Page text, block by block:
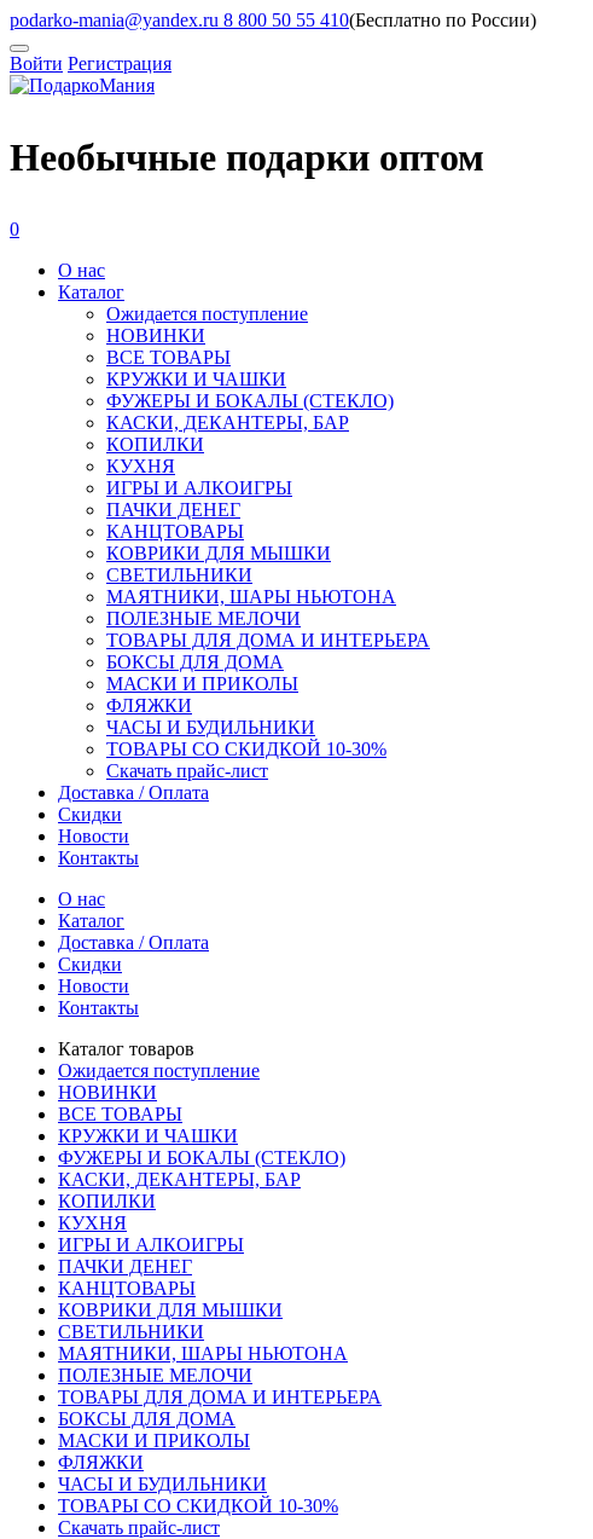
podarko-mania@yandex.ru 8 800 50 55 410(Бесплатно по России)
Войти Регистрация
Необычные подарки оптом
0
О нас
Каталог
Ожидается поступление
HОВИНКИ
ВСЕ ТОВАРЫ
КРУЖКИ И ЧАШКИ
ФУЖЕРЫ И БОКАЛЫ (СТЕКЛО)
КАСКИ, ДЕКАНТЕРЫ, БАР
КОПИЛКИ
КУХНЯ
ИГРЫ И АЛКОИГРЫ
ПАЧКИ ДЕНЕГ
КАНЦТОВАРЫ
КОВРИКИ ДЛЯ МЫШКИ
СВЕТИЛЬНИКИ
МАЯТНИКИ, ШАРЫ НЬЮТОНА
ПОЛЕЗНЫЕ МЕЛОЧИ
ТОВАРЫ ДЛЯ ДОМА И ИНТЕРЬЕРА
БОКСЫ ДЛЯ ДОМА
МАСКИ И ПРИКОЛЫ
ФЛЯЖКИ
ЧАСЫ И БУДИЛЬНИКИ
ТОВАРЫ СО СКИДКОЙ 10-30%
Скачать прайс-лист
Доставка / Оплата
Скидки
Новости
Контакты
О нас
Каталог
Доставка / Оплата
Скидки
Новости
Контакты
Каталог товаров
Ожидается поступление
HОВИНКИ
ВСЕ ТОВАРЫ
КРУЖКИ И ЧАШКИ
ФУЖЕРЫ И БОКАЛЫ (СТЕКЛО)
КАСКИ, ДЕКАНТЕРЫ, БАР
КОПИЛКИ
КУХНЯ
ИГРЫ И АЛКОИГРЫ
ПАЧКИ ДЕНЕГ
КАНЦТОВАРЫ
КОВРИКИ ДЛЯ МЫШКИ
СВЕТИЛЬНИКИ
МАЯТНИКИ, ШАРЫ НЬЮТОНА
ПОЛЕЗНЫЕ МЕЛОЧИ
ТОВАРЫ ДЛЯ ДОМА И ИНТЕРЬЕРА
БОКСЫ ДЛЯ ДОМА
МАСКИ И ПРИКОЛЫ
ФЛЯЖКИ
ЧАСЫ И БУДИЛЬНИКИ
ТОВАРЫ СО СКИДКОЙ 10-30%
Скачать прайс-лист